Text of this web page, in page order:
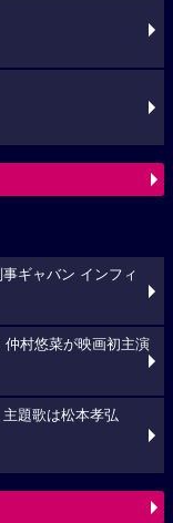
ギャバン インフィ
仲村悠菜が映画初主演
主題歌は松本孝弘